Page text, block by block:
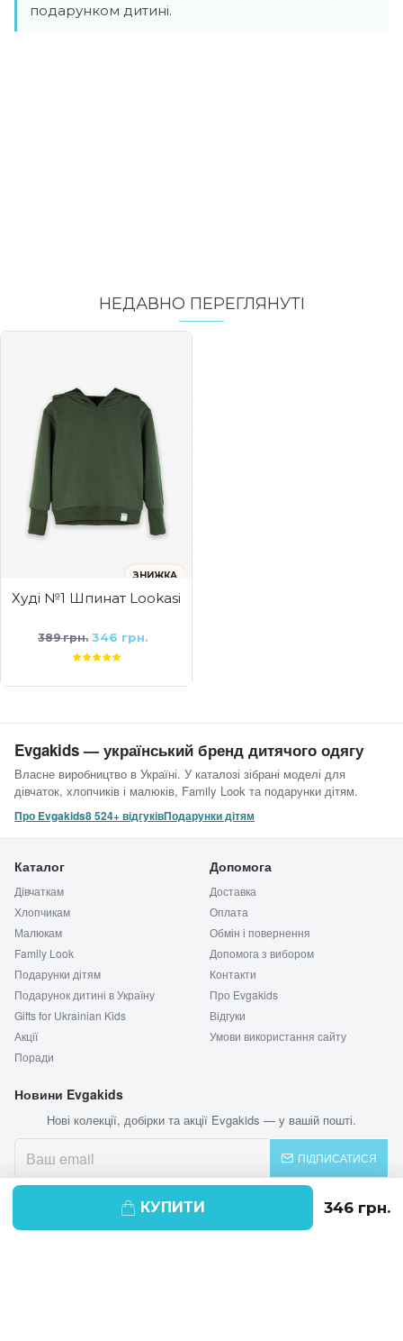
КУПИТИ
подарунком дитині.
НЕДАВНО ПЕРЕГЛЯНУТI
ЗНИЖКА
Худі №1 Шпинат Lookasi
389 грн. 346 грн.
Evgakids — український бренд дитячого одягу
Власне виробництво в Україні. У каталозі зібрані моделі для
дівчаток, хлопчиків і малюків, Family Look та подарунки дітям.
Про Evgakids8 524+ відгуківПодарунки дітям
Каталог
Дівчаткам
Хлопчикам
Малюкам
Family Look
Подарунки дітям
Подарунок дитині в Україну
Gifts for Ukrainian Kids
Акції
Поради
Допомога
Доставка
Оплата
Обмін і повернення
Допомога з вибором
Контакти
Про Evgakids
Відгуки
Умови використання сайту
Новини Evgakids
Нові колекції, добірки та акції Evgakids — у вашій пошті.
ПІДПИСАТИСЯ